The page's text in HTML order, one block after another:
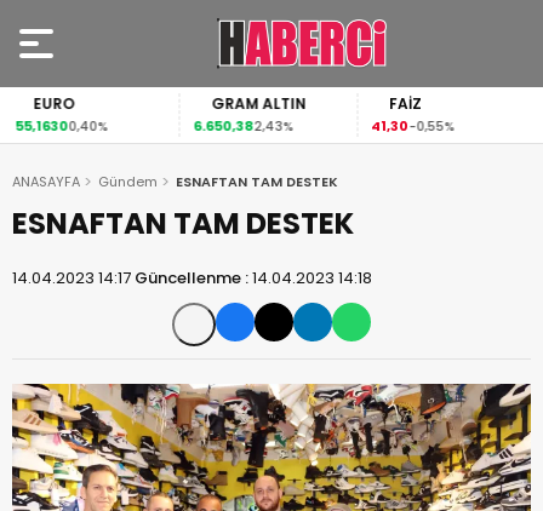
EURO
55,16300,40%
GRAM ALTIN
6.650,382,43%
FAİZ
41,30-0,55%
ANASAYFA Gündem ESNAFTAN TAM DESTEK
ESNAFTAN TAM DESTEK
14.04.2023 14:17 Güncellenme :14.04.2023 14:18